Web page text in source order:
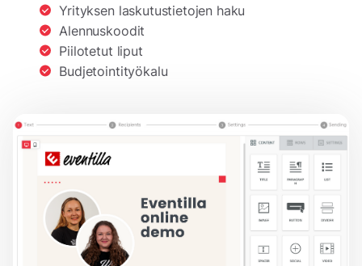
Yrityksen laskutustietojen haku
Alennuskoodit
Piilotetut liput
Budjetointityökalu